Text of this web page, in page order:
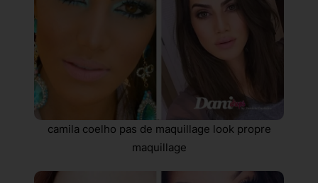
camila coelho pas de maquillage look propre
maquillage